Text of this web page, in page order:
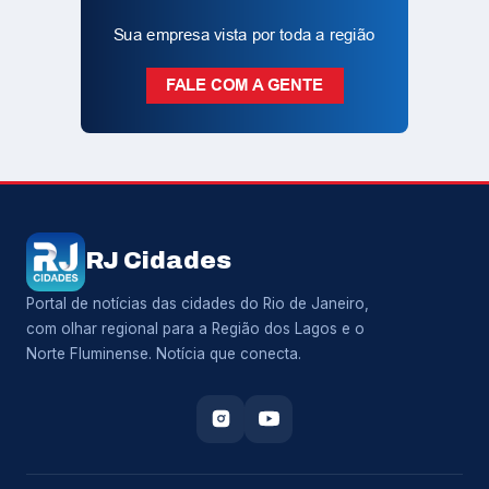
RJ Cidades
Portal de notícias das cidades do Rio de Janeiro,
com olhar regional para a Região dos Lagos e o
Norte Fluminense. Notícia que conecta.